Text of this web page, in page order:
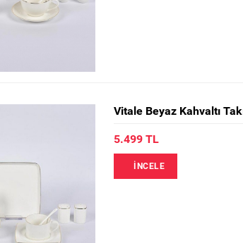
Vitale Beyaz Kahvaltı
5.499 TL
İNCELE